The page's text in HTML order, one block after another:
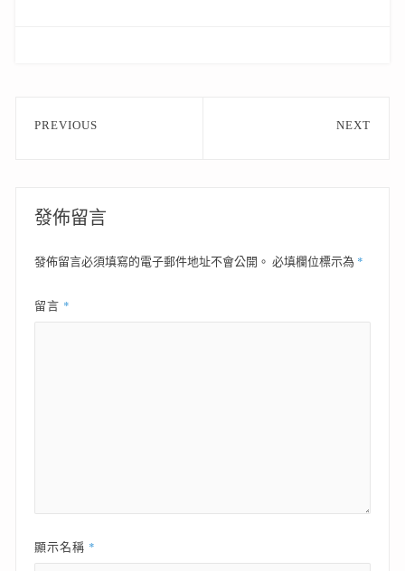
文
覽
PREVIOUS NEXT
發佈留言
發佈留言必須填寫的電子郵件地址不會公開。 必填欄位標示為 *
留言 *
顯示名稱 *